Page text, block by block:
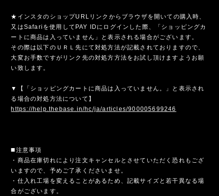
★インスタのショップURLリンクからブラウザを開いての購入時、
又はSafariを使用してPAY IDにログインした際、「ショッピングカ
ートに商品は入っていません」と表示される場合がございます。
その際は以下のＵＲＬ先にて対処方法が記載されておりますので、
大変お手数ですがリンク先の対処方方法をお試し頂けますようお願
い致します。
▼【「ショッピングカートに商品は入っていません。」と表示され
る場合の対処方法について】
https://help.thebase.in/hc/ja/articles/900005699246
◼️注意事項
・商品在庫切れにより注文キャンセルとさせていただく恐れもござ
いますので、予めご了承くださいませ。
・仕入れ工場を変えることがあるため、記載サイズと若干異なる場
合がございます。